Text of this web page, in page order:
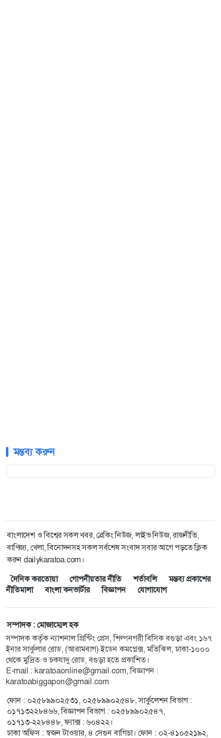
মন্তব্য করুন
বাংলাদেশ ও বিশ্বের সকল খবর, ব্রেকিং নিউজ, লাইভ নিউজ, রাজনীতি,
বাণিজ্য, খেলা, বিনোদনসহ সকল সর্বশেষ সংবাদ সবার আগে পড়তে ক্লিক
করুন dailykaratoa.com।
দৈনিক করতোয়া
গোপনীয়তার নীতি শর্তাবলি
মন্তব্য প্রকাশের
নীতিমালা
বাংলা কনভার্টার বিজ্ঞাপন যোগাযোগ
সম্পাদক : মোজাম্মেল হক
সম্পাদক কর্তৃক ন্যাশনাল প্রিন্টিং প্রেস, শিল্পনগরী বিসিক বগুড়া এবং ১৬৭
ইনার সার্কুলার রোড, (আরামবাগ) ইডেন কমপ্লেক্স, মতিঝিল, ঢাকা-১০০০
থেকে মুদ্রিত ও চকযাদু রোড, বগুড়া হতে প্রকাশিত।
E-mail : karatoaonline@gmail.com, বিজ্ঞাপন :
karatoabiggapon@gmail.com
ফোন : ০২৫৮৯৯০২৫৩১, ০২৫৮৯৯০২৫৪৮, সার্কুলেশন বিভাগ :
০১৭১৩২২৮৪৬৬, বিজ্ঞাপন বিভাগ : ০২৫৮৯৯০২৫৪৭,
০১৭১৩-২২৮৪৪৮, ফ্যাক্স : ৬০৪২২।
ঢাকা অফিস : স্বজন টাওয়ার, ৪ সেগুন বাগিচা। ফোন : ০২-৪১০৫২১৯২,